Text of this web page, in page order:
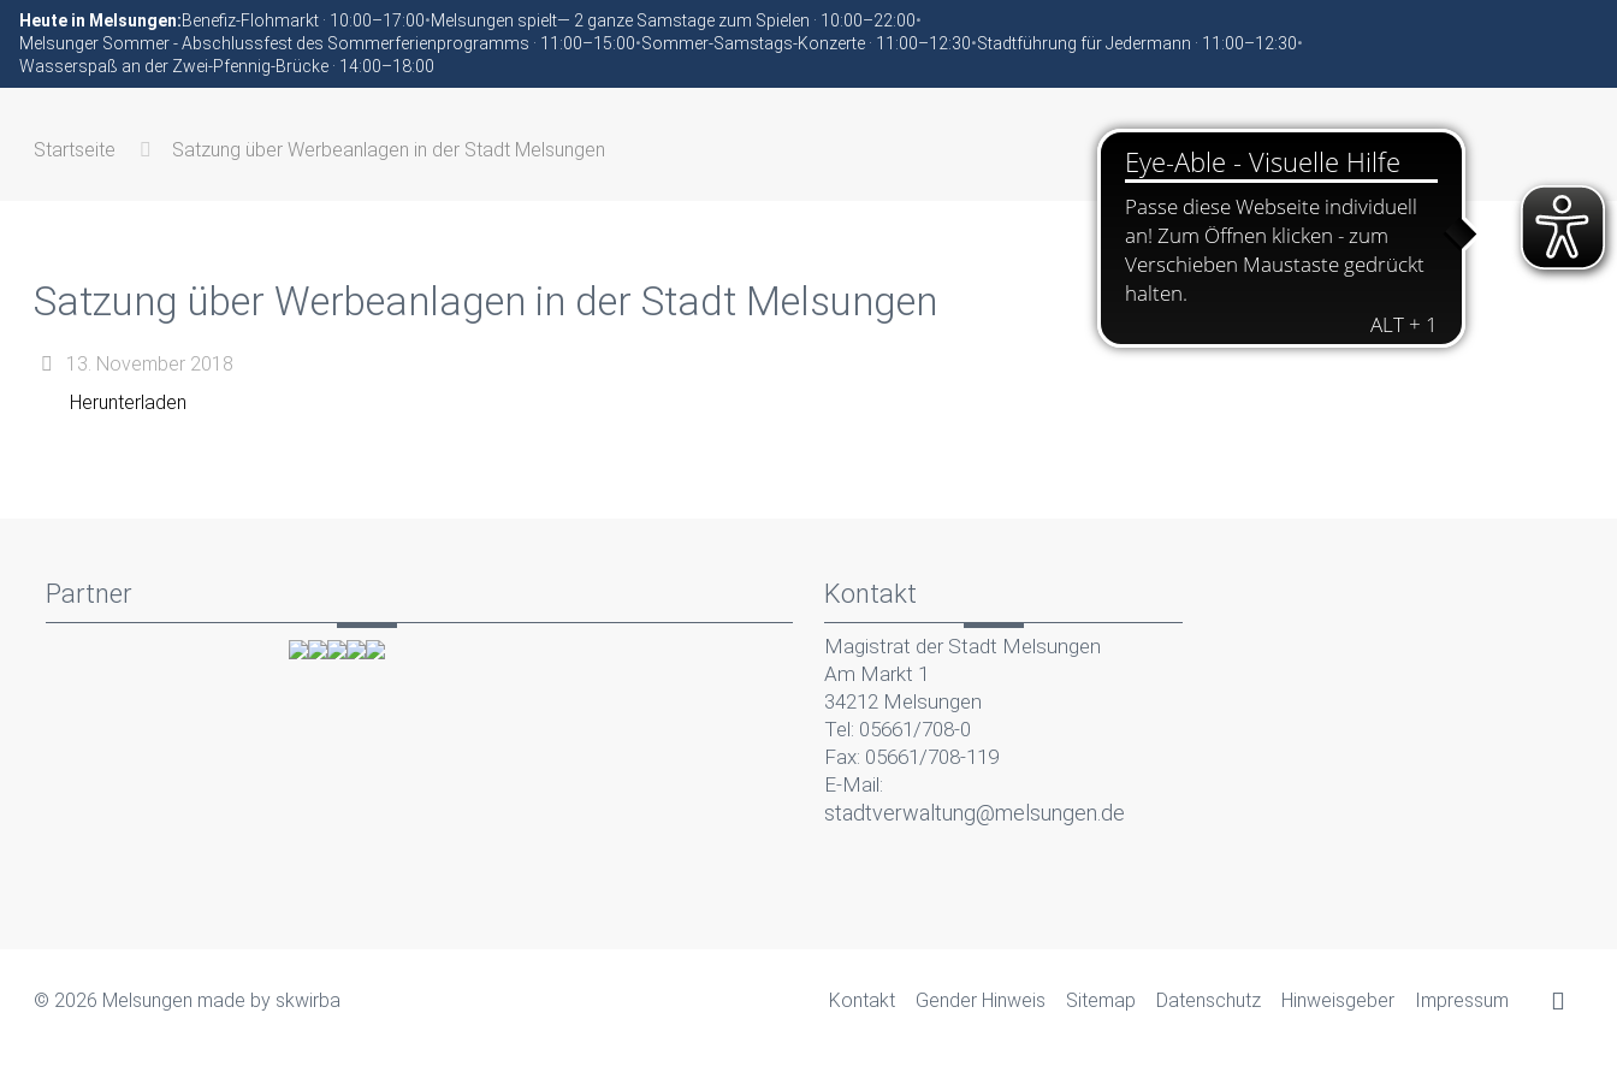
Heute in Melsungen:Benefiz-Flohmarkt · 10:00–17:00•Melsungen spielt— 2 ganze Samstage zum Spielen · 10:00–22:00•
Melsunger Sommer - Abschlussfest des Sommerferienprogramms · 11:00–15:00•Sommer-Samstags-Konzerte · 11:00–12:30•Stadtführung für Jedermann · 11:00–12:30•
Wasserspaß an der Zwei-Pfennig-Brücke · 14:00–18:00
Startseite Satzung über Werbeanlagen in der Stadt Melsungen
Satzung über Werbeanlagen in der Stadt Melsungen
13. November 2018
Herunterladen
Partner Kontakt
Magistrat der Stadt Melsungen
Am Markt 1
34212 Melsungen
Tel: 05661/708-0
Fax: 05661/708-119
E-Mail:
stadtverwaltung@melsungen.de
© 2026 Melsungen made by skwirba Kontakt Gender Hinweis Sitemap Datenschutz Hinweisgeber Impressum